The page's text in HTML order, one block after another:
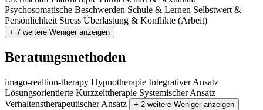
Psychosomatische Beschwerden Schule & Lernen Selbstwert &
Persönlichkeit Stress Überlastung & Konflikte (Arbeit)
+ 7 weitere Weniger anzeigen
Beratungsmethoden
imago-realtion-therapy Hypnotherapie Integrativer Ansatz
Lösungsorientierte Kurzzeittherapie Systemischer Ansatz
Verhaltenstherapeutischer Ansatz
+ 2 weitere Weniger anzeigen